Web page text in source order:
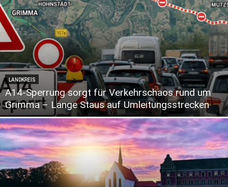
LANDKREIS
A14-Sperrung sorgt für Verkehrschaos rund um
Grimma – Lange Staus auf Umleitungsstrecken